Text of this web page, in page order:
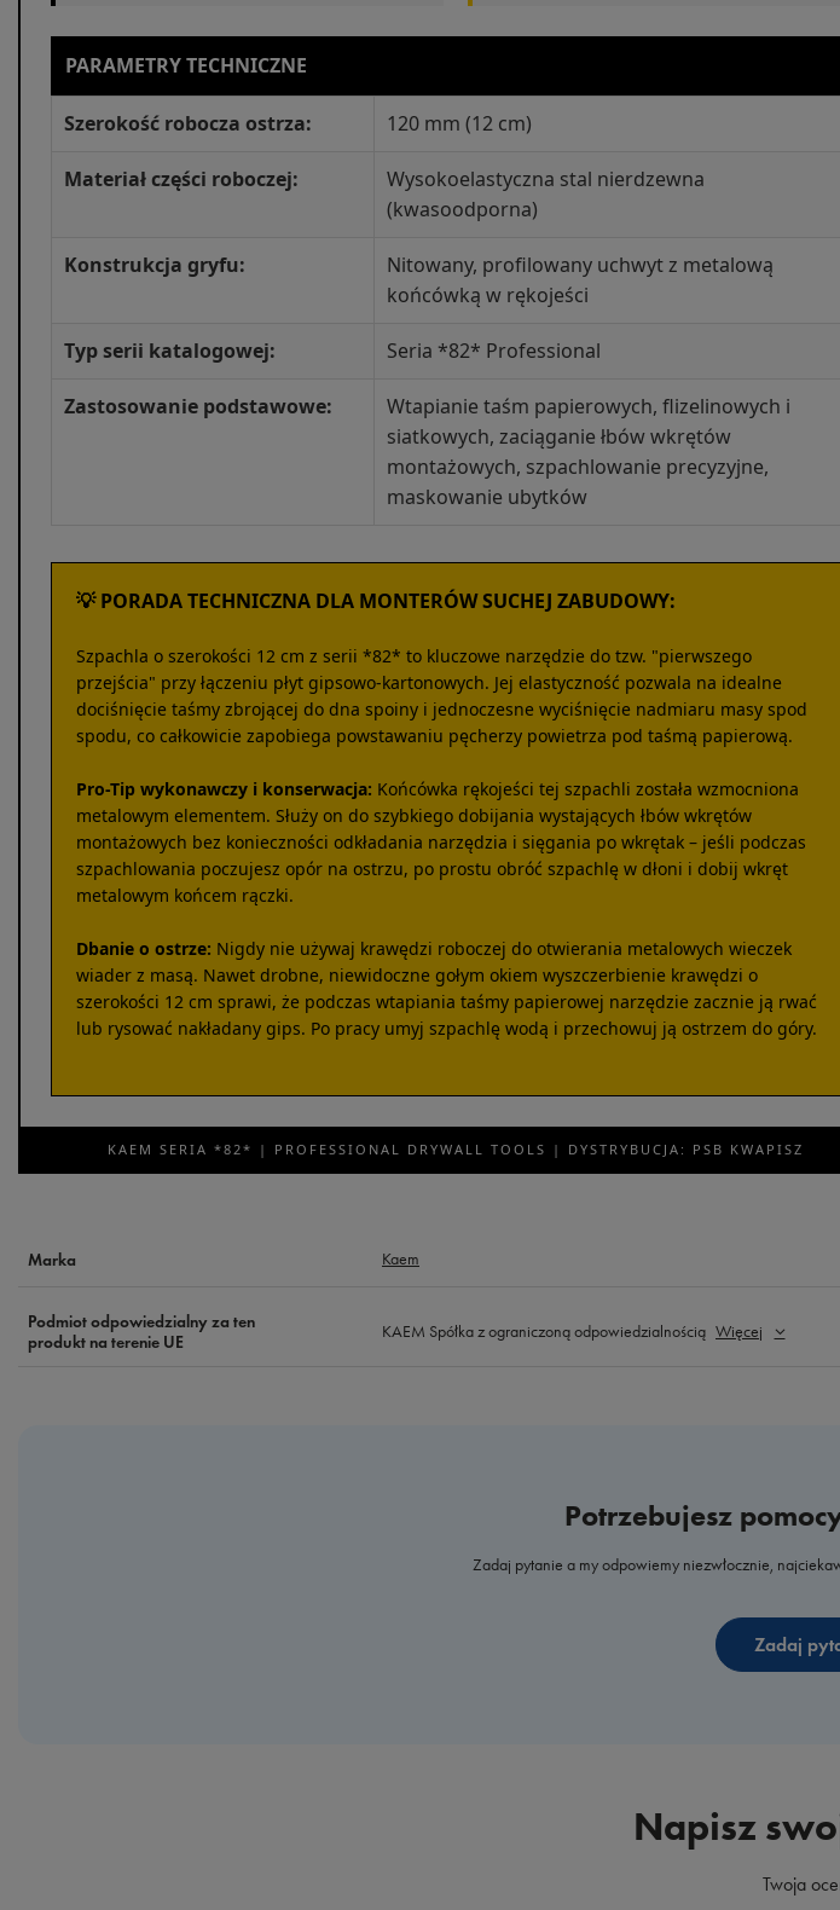
PARAMETRY TECHNICZNE
Szerokość robocza ostrza: 120 mm (12 cm)
Materiał części roboczej:
Wysokoelastyczna stal nierdzewna
(kwasoodporna)
Konstrukcja gryfu:
Nitowany, profilowany uchwyt z metalową
końcówką w rękojeści
Typ serii katalogowej: Seria *82* Professional
Zastosowanie podstawowe:
Wtapianie taśm papierowych, flizelinowych i
siatkowych, zaciąganie łbów wkrętów
montażowych, szpachlowanie precyzyjne,
maskowanie ubytków
💡 PORADA TECHNICZNA DLA MONTERÓW SUCHEJ ZABUDOWY:
Szpachla o szerokości 12 cm z serii *82* to kluczowe narzędzie do tzw. "pierwszego
przejścia" przy łączeniu płyt gipsowo-kartonowych. Jej elastyczność pozwala na idealne
dociśnięcie taśmy zbrojącej do dna spoiny i jednoczesne wyciśnięcie nadmiaru masy spod
spodu, co całkowicie zapobiega powstawaniu pęcherzy powietrza pod taśmą papierową.
Pro-Tip wykonawczy i konserwacja: Końcówka rękojeści tej szpachli została wzmocniona
metalowym elementem. Służy on do szybkiego dobijania wystających łbów wkrętów
montażowych bez konieczności odkładania narzędzia i sięgania po wkrętak – jeśli podczas
szpachlowania poczujesz opór na ostrzu, po prostu obróć szpachlę w dłoni i dobij wkręt
metalowym końcem rączki.
Dbanie o ostrze: Nigdy nie używaj krawędzi roboczej do otwierania metalowych wieczek
wiader z masą. Nawet drobne, niewidoczne gołym okiem wyszczerbienie krawędzi o
szerokości 12 cm sprawi, że podczas wtapiania taśmy papierowej narzędzie zacznie ją rwać
lub rysować nakładany gips. Po pracy umyj szpachlę wodą i przechowuj ją ostrzem do góry.
KAEM SERIA *82* | PROFESSIONAL DRYWALL TOOLS | DYSTRYBUCJA: PSB KWAPISZ
Marka Kaem
Podmiot odpowiedzialny za ten
produkt na terenie UE
KAEM Spółka z ograniczoną odpowiedzialnością Więcej
Potrzebujesz
Zadaj pytanie a my odpowiemy niezwłocznie,
Zadaj
Napisz
Twoja